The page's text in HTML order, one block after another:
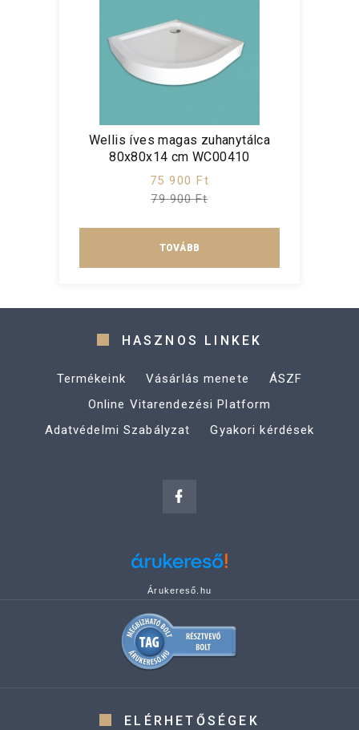
Wellis íves magas zuhanytálca
80x80x14 cm WC00410
75 900 Ft
79 900 Ft
TOVÁBB
HASZNOS LINKEK
Termékeink Vásárlás menete
ÁSZF
Online Vitarendezési Platform
Adatvédelmi Szabályzat
Gyakori kérdések
Árukereső.hu
ELÉRHETŐSÉGEK